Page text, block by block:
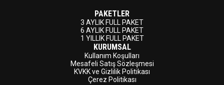
PAKETLER
3 AYLIK FULL PAKET
6 AYLIK FULL PAKET
1 YILLIK FULL PAKET
KURUMSAL
Kullanım Koşulları
Mesafeli Satış Sözleşmesi
KVKK ve Gizlilik Politikası
Çerez Politikası